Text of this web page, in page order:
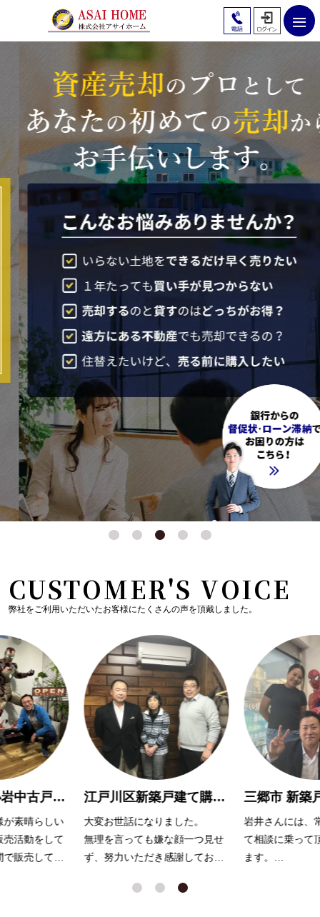
CUSTOMER'S VOICE
弊社をご利用いただいたお客様にたくさんの声を頂戴しました。
葛飾区東新小岩中古戸建 売却 Ｈ様
素晴らしい
活動をして
販売してく
江戸川区新築戸建て購入 M様
大変お世話になりました。
無理を言っても嫌な顔一つ見せ
ず、努力いただき感謝しており
岩井さんには、
て相談に乗って
ます。